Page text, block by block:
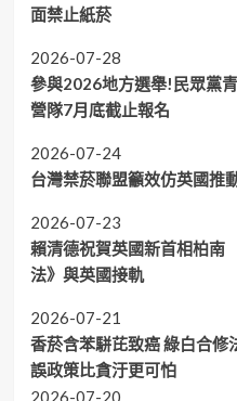
面禁止紙菸
2026-07-28
參與2026地方選舉!民眾黨
營隊7月底截止報名
2026-07-24
台灣禁菸聯盟籲效仿英國
2026-07-23
賴清德祝賀英國新首相柏南
法》與英國接軌
2026-07-21
香菸含苯駢芘致癌 綠白合
誤政策比貪汙更可怕
2026-07-20